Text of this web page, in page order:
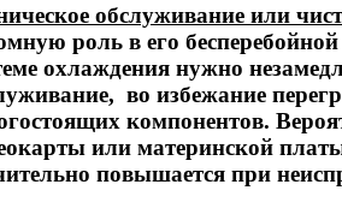
обслуживание или
роль в его
охлаждения нужно
во избежание
компонентов.
или материнской
повышается при